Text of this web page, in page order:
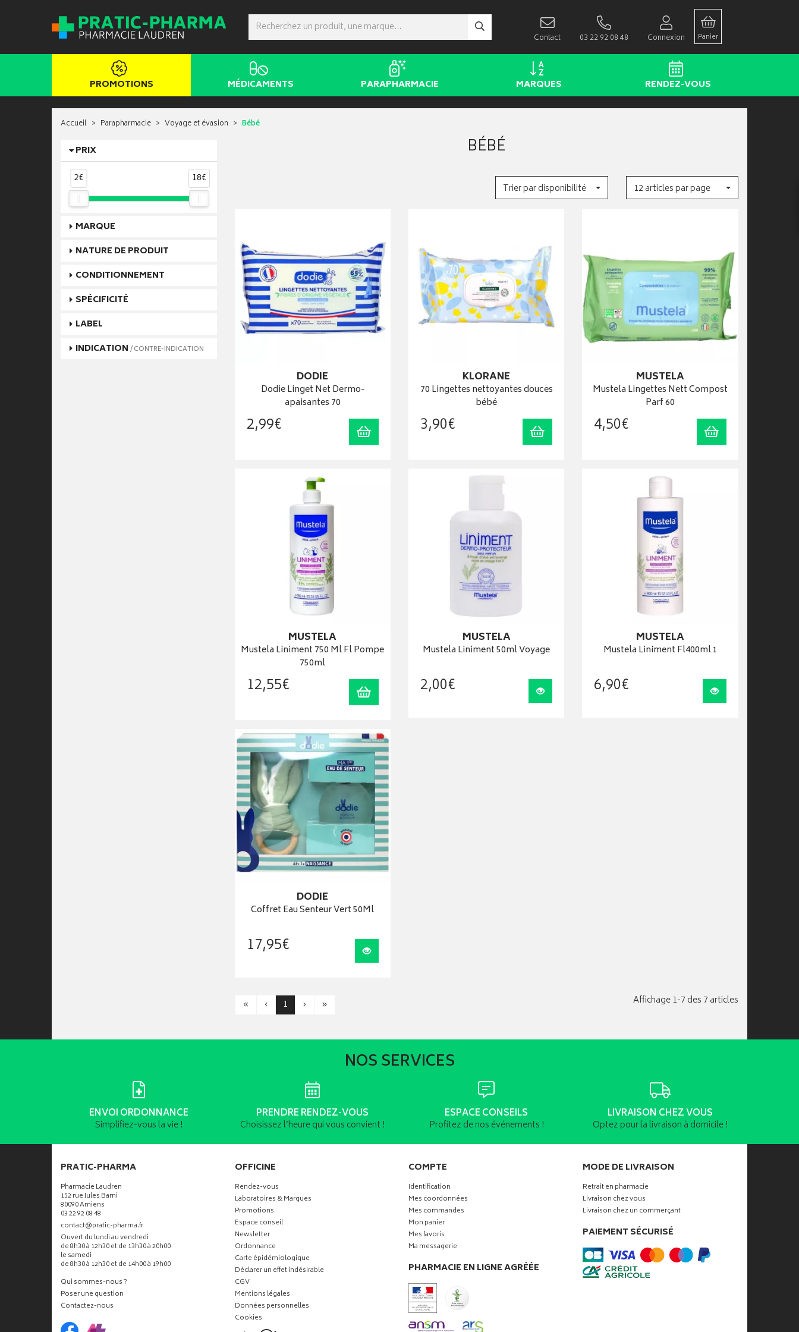
Contact 03 22 92 08 48 Connexion Panier
PROMOTIONS MÉDICAMENTS PARAPHARMACIE MARQUES RENDEZ-VOUS
Accueil Parapharmacie Voyage et évasion Bébé
PRIX
2€
18€
MARQUE
NATURE DE PRODUIT
CONDITIONNEMENT
SPÉCIFICITÉ
LABEL
INDICATION / CONTRE-INDICATION
BÉBÉ
Trier par disponibilité 12 articles par page
DODIE
Dodie Linget Net Dermo-
apaisantes 70
2,99€ Ajouter au panier
KLORANE
70 Lingettes nettoyantes douces
bébé
3,90€ Ajouter au panier
MUSTELA
Mustela Lingettes Nett Compost
Parf 60
4,50€ Ajouter au panier
MUSTELA
Mustela Liniment 750 Ml Fl Pompe
750ml
12,55€ Ajouter au panier
MUSTELA
Mustela Liniment 50ml Voyage
2,00€ Visualiser
MUSTELA
Mustela Liniment Fl400ml 1
6,90€ Visualiser
DODIE
Coffret Eau Senteur Vert 50Ml
17,95€ Visualiser
« ‹ 1 › » Affichage 1-7 des 7 articles
NOS SERVICES
ENVOI ORDONNANCE
Simplifiez-vous la vie !
PRENDRE RENDEZ-VOUS
Choisissez l’heure qui vous convient !
ESPACE CONSEILS
Profitez de nos événements !
LIVRAISON CHEZ VOUS
Optez pour la livraison à domicile !
PRATIC-PHARMA
Pharmacie Laudren
152 rue Jules Barni
80090 Amiens
03 22 92 08 48
contact-
@-
pratic-pharma.fr
Ouvert du lundi au vendredi
de 8h30 à 12h30 et de 13h30 à 20h00
le samedi
de 8h30 à 12h30 et de 14h00 à 19h00
Qui sommes-nous ?
Poser une question
Contactez-nous
OFFICINE
Rendez-vous
Laboratoires & Marques
Promotions
Espace conseil
Newsletter
Ordonnance
Carte épidémiologique
Déclarer un effet indésirable
CGV
Mentions légales
Données personnelles
Cookies
COMPTE
Identification
Mes coordonnées
Mes commandes
Mon panier
Mes favoris
Ma messagerie
PHARMACIE EN LIGNE AGRÉÉE
MODE DE LIVRAISON
Retrait en pharmacie
Livraison chez vous
Livraison chez un commerçant
PAIEMENT SÉCURISÉ